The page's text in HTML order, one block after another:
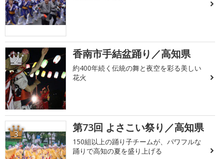
2 香南市手結盆踊り／高知県
約400年続く伝統の舞と夜空を彩る美しい
花火
3 第73回 よさこい祭り／高知県
150組以上の踊り子チームが、パワフルな
踊りで高知の夏を盛り上げる